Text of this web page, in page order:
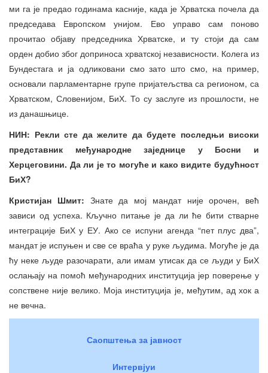
ми га је предао годинама касније, када је Хрватска почела да
председава Европском унијом. Ево управо сам поново
прочитао објаву председника Хрватске, и ту стоји да сам
орден добио због доприноса хрватској независности. Колега из
Бундестага и ја одликовани смо зато што смо, на пример,
основали парламентарне групе пријатељства са регионом, са
Хрватском, Словенијом, БиХ. То су заслуге из прошлости, не
из данашњице.
НИН: Рекли сте да желите да будете последњи високи
представник међународне заједнице у Босни и
Херцеговини. Да ли је то могуће и како видите будућност
БиХ?
Кристијан Шмит: Знате да мој мандат није орочен, већ
зависи од успеха. Кључно питање је да ли ће бити стварне
интеграције БиХ у ЕУ. Ако се испуни агенда “пет плус два”,
мандат је испуњен и све се враћа у руке људима. Могуће је да
ћу неке људе разочарати, али имам утисак да се људи у БиХ
ослањају на помоћ међународних институција јер поверење у
сопствене није велико. Моја институција је, међутим, ад хок а
не вечна.
Саопштења за јавност
Интервјуи